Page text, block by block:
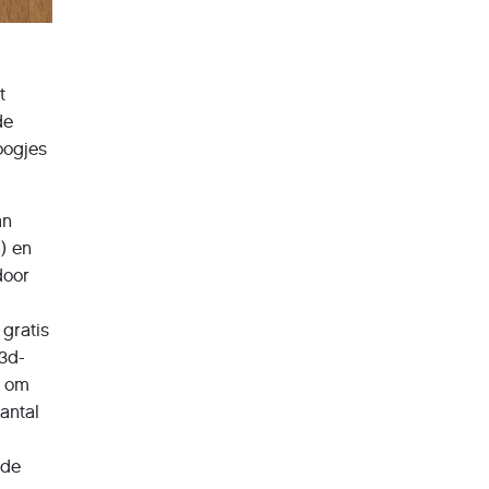
en
gratis